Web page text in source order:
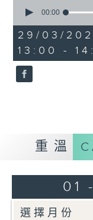
seconds
49
minutes,
45
seconds
00:00
29/03/
13:00 -
重溫
01